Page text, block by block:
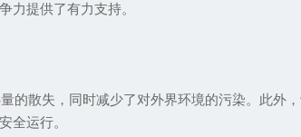
力提供了有力支持。
的散失，同时减少了对外界环境的污染。此外
全运行。